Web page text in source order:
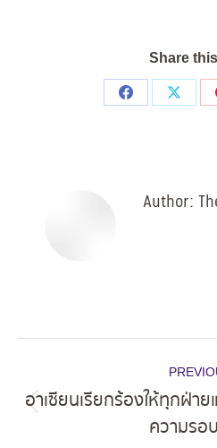
Share
Share
Share
Author:
navigation
อาเซียนเรียกร้องให้ทุกฝ่า
ความรอ